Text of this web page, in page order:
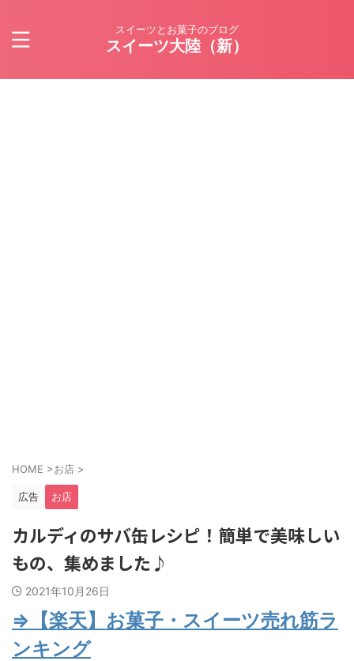
スイーツとお菓子のブログ
スイーツ大陸（新）
HOME >お店 >
広告 お店
カルディのサバ缶レシピ！簡単で美味しい
もの、集めました♪
2021年10月26日
⇒【楽天】お菓子・スイーツ売れ筋ラ
ンキング